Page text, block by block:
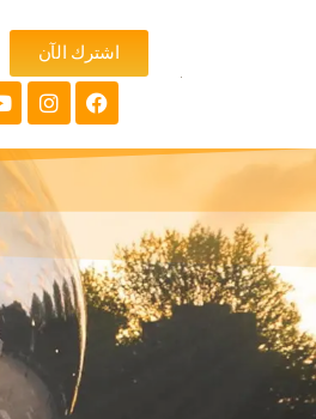
اشترك الآن